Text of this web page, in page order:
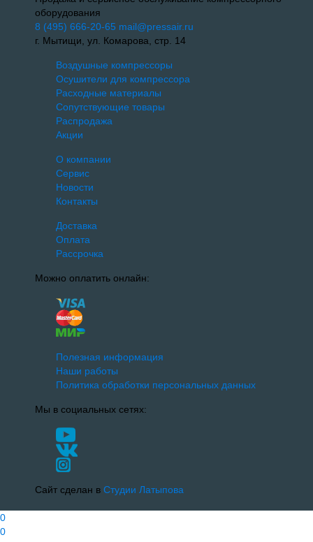
оборудования
8 (495) 666-20-65 mail@pressair.ru
г. Мытищи, ул. Комарова, стр. 14
Воздушные компрессоры
Осушители для компрессора
Расходные материалы
Сопутствующие товары
Распродажа
Акции
О компании
Сервис
Новости
Контакты
Доставка
Оплата
Рассрочка
Можно оплатить онлайн:
Полезная информация
Наши работы
Политика обработки персональных данных
Мы в социальных сетях:
Сайт сделан в Студии Латыпова
0
0